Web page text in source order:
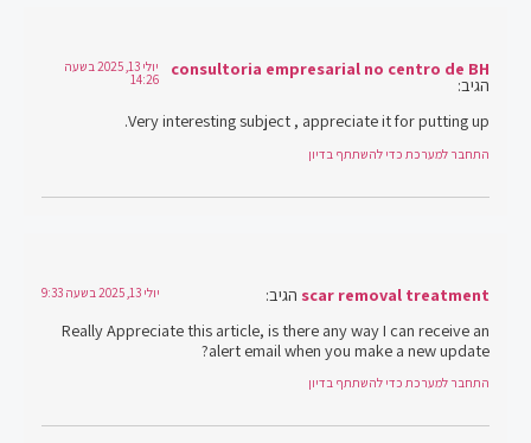
consultoria empresarial no centro de BH
הגיב:
יולי 13, 2025 בשעה
14:26
Very interesting subject , appreciate it for putting up.
התחבר למערכת כדי להשתתף בדיון
scar removal treatment הגיב: יולי 13, 2025 בשעה 9:33
Really Appreciate this article, is there any way I can receive an
alert email when you make a new update?
התחבר למערכת כדי להשתתף בדיון